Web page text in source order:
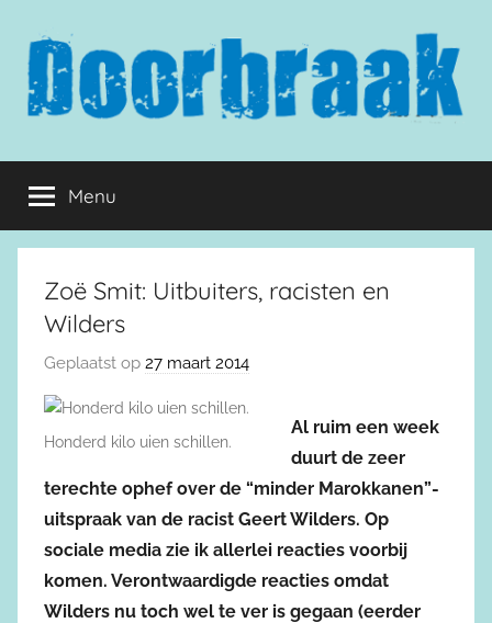
inhoud
springen
Doorbraak.eu
Menu
Zoë Smit: Uitbuiters, racisten en
Wilders
Geplaatst op 27 maart 2014
Honderd kilo uien schillen.
Al ruim een week
duurt de zeer
terechte ophef over de “minder Marokkanen”-
uitspraak van de racist Geert Wilders. Op
sociale media zie ik allerlei reacties voorbij
komen. Verontwaardigde reacties omdat
Wilders nu toch wel te ver is gegaan (eerder